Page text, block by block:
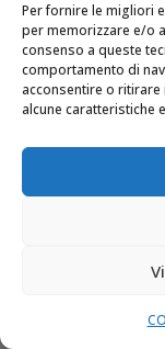
Per fornire le migliori
per memorizzare e/o
consenso a queste
comportamento di
acconsentire o
alcune caratteristiche
Il nostro
su 24
